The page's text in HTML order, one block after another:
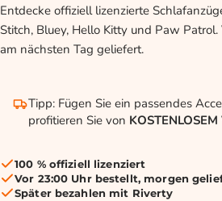
Entdecke offiziell lizenzierte
Stitch, Bluey, Hello Kitty und Paw
am nächsten Tag geliefert.
Tipp: Fügen Sie ein passendes
profitieren Sie von
100 % offiziell lizenziert
Vor 23:00 Uhr bestellt, morgen
Später bezahlen mit Riverty